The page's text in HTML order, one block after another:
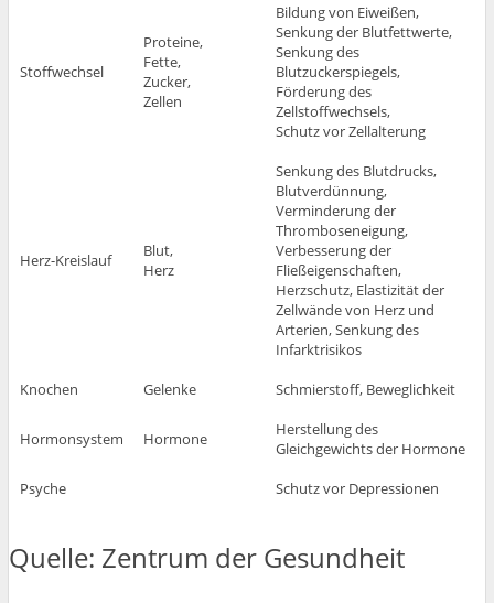
Stoffwechsel
Proteine,
Fette,
Zucker,
Zellen
Bildung von Eiweißen,
Senkung der Blutfettwerte,
Senkung des
Blutzuckerspiegels,
Förderung des
Zellstoffwechsels,
Schutz vor Zellalterung
Herz-Kreislauf
Blut,
Herz
Senkung des Blutdrucks,
Blutverdünnung,
Verminderung der
Thromboseneigung,
Verbesserung der
Fließeigenschaften,
Herzschutz, Elastizität der
Zellwände von Herz und
Arterien, Senkung des
Infarktrisikos
Knochen
Gelenke Schmierstoff, Beweglichkeit
Hormonsystem Hormone
Herstellung des
Gleichgewichts der Hormone
Psyche
Schutz vor Depressionen
Quelle: Zentrum der Gesundheit